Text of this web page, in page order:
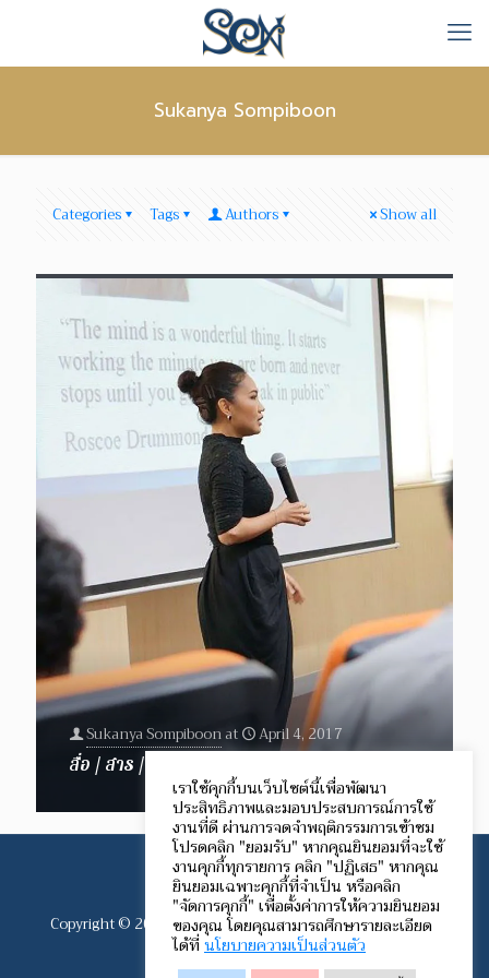
Sukanya Sompiboon
Categories Tags Authors Show all
Sukanya Sompiboonat
February 6, 2017
แสดง: แนวนิยามเบื้องต้นแห่งกรอบแนวคิดการ
Sukanya Sompiboonat
April 4, 2017
สื่อ / สาร / สอน
Copyright © 2012-2024 Speech Communication Network.
All rights reserved.
เราใช้คุกกี้บนเว็บไซต์นี้เพื่อพัฒนา
ประสิทธิภาพและมอบประสบการณ์การใช้
งานที่ดี ผ่านการจดจำพฤติกรรมการเข้าชม
โปรดคลิก "ยอมรับ" หากคุณยินยอมที่จะใช้
งานคุกกี้ทุกรายการ คลิก "ปฏิเสธ" หากคุณ
ยินยอมเฉพาะคุกกี้ที่จำเป็น หรือคลิก
"จัดการคุกกี้" เพื่อตั้งค่าการให้ความยินยอม
ของคุณ โดยคุณสามารถศึกษารายละเอียด
ได้ที่นโยบายความเป็นส่วนตัว